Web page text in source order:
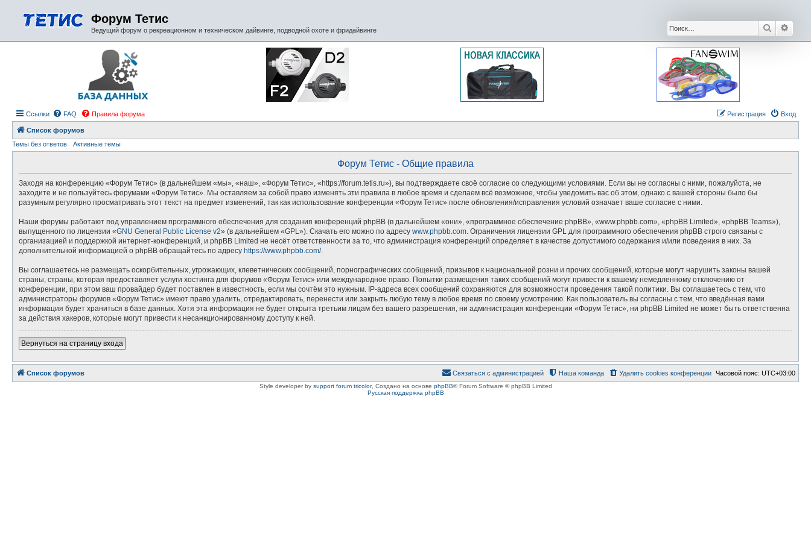
Форум Тетис
Ведущий форум о рекреационном и техническом дайвинге, подводной охоте и фридайвинге Поиск
Ссылки FAQ Правила форума Вход
Регистрация
Список форумов
Темы без ответов
Активные темы
Форум Тетис - Общие правила
Заходя на конференцию «Форум Тетис» (в дальнейшем «мы», «наш», «Форум Тетис», «https://forum.tetis.ru»), вы подтверждаете своё согласие со следующими условиями. Если вы не согласны с ними, пожалуйста, не
заходите и не пользуйтесь форумами «Форум Тетис». Мы оставляем за собой право изменять эти правила в любое время и сделаем всё возможное, чтобы уведомить вас об этом, однако с вашей стороны было бы
разумным регулярно просматривать этот текст на предмет изменений, так как использование конференции «Форум Тетис» после обновления/исправления условий означает ваше согласие с ними.
Наши форумы работают под управлением программного обеспечения для создания конференций phpBB (в дальнейшем «они», «программное обеспечение phpBB», «www.phpbb.com», «phpBB Limited», «phpBB Teams»),
выпущенного по лицензии «GNU General Public License v2» (в дальнейшем «GPL»). Скачать его можно по адресу www.phpbb.com . Ограничения лицензии GPL для программного обеспечения phpBB строго связаны с
организацией и поддержкой интернет-конференций, и phpBB Limited не несёт ответственности за то, что администрация конференций определяет в качестве допустимого содержания и/или поведения в них. За
дополнительной информацией о phpBB обращайтесь по адресу https://www.phpbb.com/.
Вы соглашаетесь не размещать оскорбительных, угрожающих, клеветнических сообщений, порнографических сообщений, призывов к национальной розни и прочих сообщений, которые могут нарушить законы вашей
страны, страны, которая предоставляет услуги хостинга для форумов «Форум Тетис» или международное право. Попытки размещения таких сообщений могут привести к вашему немедленному отключению от
конференции, при этом ваш провайдер будет поставлен в известность, если мы сочтём это нужным. IP-адреса всех сообщений сохраняются для возможности проведения такой политики. Вы соглашаетесь с тем, что
администраторы форумов «Форум Тетис» имеют право удалить, отредактировать, перенести или закрыть любую тему в любое время по своему усмотрению. Как пользователь вы согласны с тем, что введённая вами
информация будет храниться в базе данных. Хотя эта информация не будет открыта третьим лицам без вашего разрешения, ни администрация конференции «Форум Тетис», ни phpBB Limited не может быть ответственна
за действия хакеров, которые могут привести к несанкционированному доступу к ней.
Вернуться на страницу входа
Список форумов Часовой пояс: UTC+03:00
Удалить cookies конференции
Наша команда
Связаться с администрацией
Style developer by support forum tricolor, Создано на основе phpBB® Forum Software © phpBB Limited
Русская поддержка phpBB